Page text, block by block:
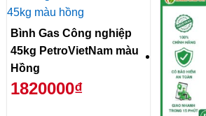
Bình Gas Công nghiệp
45kg PetroVietNam màu
Hồng
1820000₫